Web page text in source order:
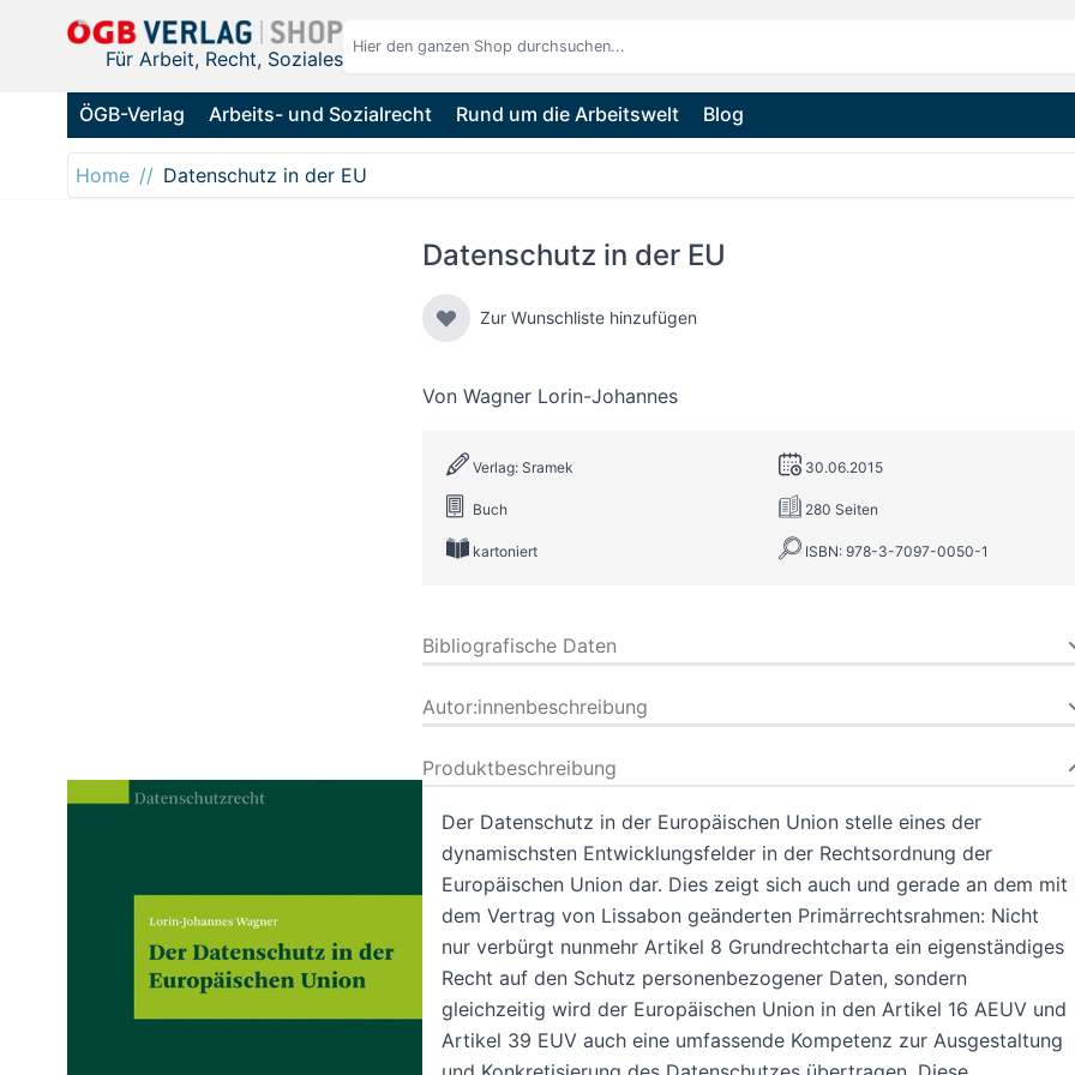
Direkt zum Inhalt
Für Arbeit, Recht, Soziales
ÖGB-Verlag Arbeits- und Sozialrecht Rund um die Arbeitswelt Blog
Home Datenschutz in der EU
Datenschutz in der EU
Zur Wunschliste hinzufügen
Von Wagner Lorin-Johannes
Verlag: Sramek 30.06.2015
Buch 280 Seiten
kartoniert ISBN: 978-3-7097-0050-1
Bibliografische Daten
Autor:innenbeschreibung
Produktbeschreibung
Der Datenschutz in der Europäischen Union stelle eines der
dynamischsten Entwicklungsfelder in der Rechtsordnung der
Europäischen Union dar. Dies zeigt sich auch und gerade an dem mit
dem Vertrag von Lissabon geänderten Primärrechtsrahmen: Nicht
nur verbürgt nunmehr Artikel 8 Grundrechtcharta ein eigenständiges
Recht auf den Schutz personenbezogener Daten, sondern
gleichzeitig wird der Europäischen Union in den Artikel 16 AEUV und
Artikel 39 EUV auch eine umfassende Kompetenz zur Ausgestaltung